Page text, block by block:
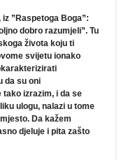
”Raspetoga Boga”:
dobro razumjeli”. Tu
života koju ti
svijetu ionako
da su oni
tako izrazim, i da se
ulogu, nalazi u tome
Da kažem
djeluje i pita zašto